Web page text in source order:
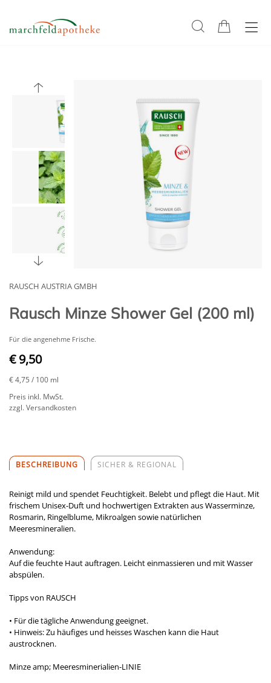
RAUSCH AUSTRIA GMBH
Rausch Minze Shower Gel (200 ml)
Für die angenehme Frische.
€ 9,50
€ 4,75 / 100 ml
Preis inkl. MwSt.
zzgl. Versandkosten
BESCHREIBUNG SICHER & REGIONAL
Reinigt mild und spendet Feuchtigkeit. Belebt und pflegt die Haut. Mit
frischem Unisex-Duft und hochwertigen Extrakten aus Wasserminze,
Rosmarin, Ringelblume, Mikroalgen sowie natürlichen
Meeresmineralien.
Anwendung:
Auf die feuchte Haut auftragen. Leicht einmassieren und mit Wasser
abspülen.
Tipps von RAUSCH
• Für die tägliche Anwendung geeignet.
• Hinweis: Zu häufiges und heisses Waschen kann die Haut
austrocknen.
Minze amp; Meeresminerialien-LINIE